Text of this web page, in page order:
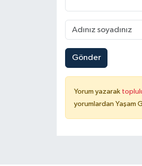
Gönder
Yorum yazarak
yorumlardan Yaşam